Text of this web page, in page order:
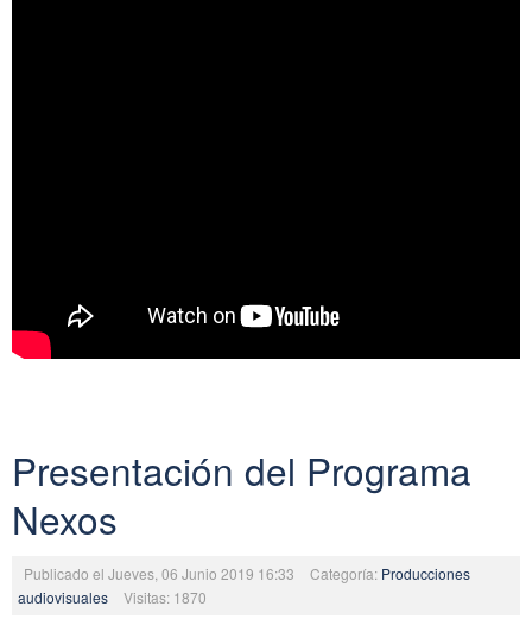
Presentación del Programa
Nexos
Publicado el Jueves, 06 Junio 2019 16:33 Categoría: Producciones
audiovisuales
Visitas: 1870